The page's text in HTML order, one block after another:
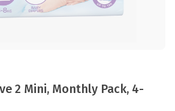
2 Mini, Monthly Pack, 4-